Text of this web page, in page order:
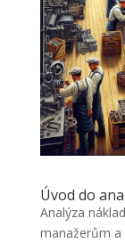
Úvod do
Analýza
manažerům